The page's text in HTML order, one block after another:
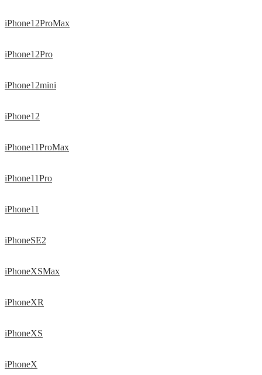
iPhone12ProMax
iPhone12Pro
iPhone12mini
iPhone12
iPhone11ProMax
iPhone11Pro
iPhone11
iPhoneSE2
iPhoneXSMax
iPhoneXR
iPhoneXS
iPhoneX